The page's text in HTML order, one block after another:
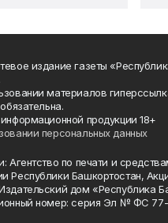
издание газеты
материалов
продукции 18+
персональных данных
Агентство по печати и
Республики Башкортостан,
дом «Республика
номер: серия Эл № ФС 77-